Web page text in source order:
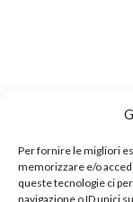
Per fornire le migliori
memorizzare e/o
queste tecnologie ci
navigazione o ID unici